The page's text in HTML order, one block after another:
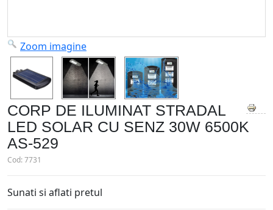
Zoom imagine
CORP DE ILUMINAT STRADAL
LED SOLAR CU SENZ 30W 6500K
AS-529
Cod:7731
Sunati si aflati pretul